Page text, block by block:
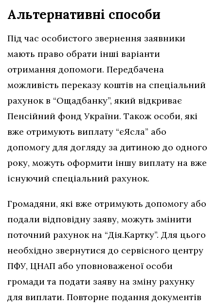
Альтернативні способи
Під час особистого звернення заявники
мають право обрати інші варіанти
отримання допомоги. Передбачена
можливість переказу коштів на спеціальний
рахунок в “Ощадбанку”, який відкриває
Пенсійний фонд України. Також особи, які
вже отримують виплату “єЯсла” або
допомогу для догляду за дитиною до одного
року, можуть оформити іншу виплату на вже
існуючий спеціальний рахунок.
Громадяни, які вже отримують допомогу або
подали відповідну заяву, можуть змінити
поточний рахунок на “Дія.Картку”. Для цього
необхідно звернутися до сервісного центру
ПФУ, ЦНАП або уповноваженої особи
громади та подати заяву на зміну рахунку
для виплати. Повторне подання документів